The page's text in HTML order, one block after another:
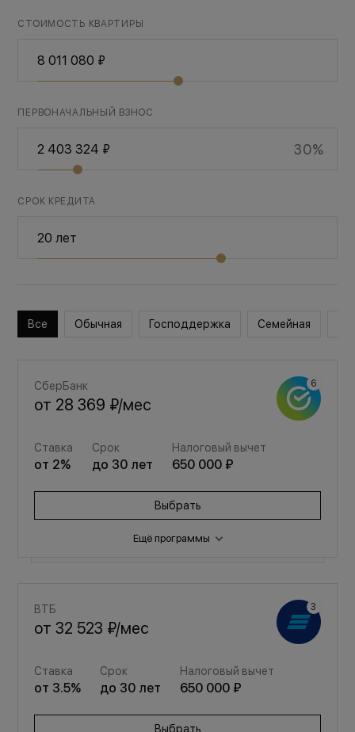
СТОИМОСТЬ КВАРТИРЫ
ПЕРВОНАЧАЛЬНЫЙ ВЗНОС
30%
СРОК КРЕДИТА
Все Обычная Господдержка Семейная
СберБанк
от 28 369 ₽/мес
Ставка
от 2%
Срок
до 30 лет
Налоговый вычет
650 000 ₽
Выбрать
Ещё программы
от37 987 ₽ /мес
от3.5% до30 650 000 ₽
Выбрать
ВТБ
от32 523 ₽/мес
Ставка
от 3.5%
Срок
до 30 лет
Налоговый вычет
650 000 ₽
Выбрать